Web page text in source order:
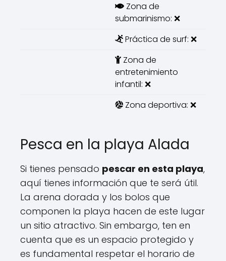
Zona de
submarinismo: ❌
Práctica de surf: ❌
Zona de
entretenimiento
infantil: ❌
Zona deportiva: ❌
Pesca en la playa Alada
Si tienes pensado pescar en esta playa,
aquí tienes información que te será útil.
La arena dorada y los bolos que
componen la playa hacen de este lugar
un sitio atractivo. Sin embargo, ten en
cuenta que es un espacio protegido y
es fundamental respetar el horario de